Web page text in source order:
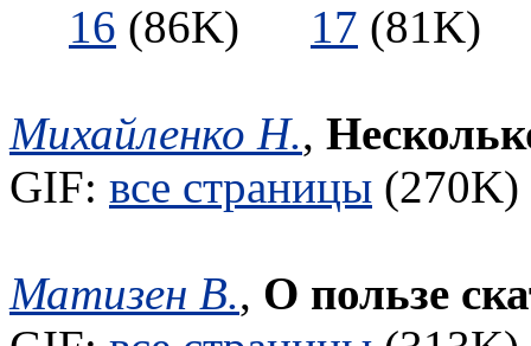
16 (86K) 17
Михайленко Н.,
GIF: все страницы
Матизен В., О пользе